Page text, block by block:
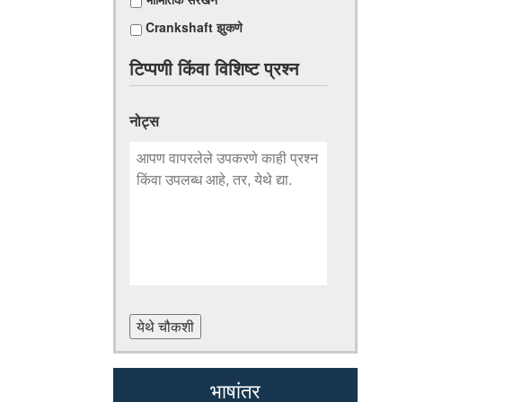
Crankshaft झुकणे
टिप्पणी किंवा विशिष्ट प्रश्न
नोट्स
येथे चौकशी
भाषांतर